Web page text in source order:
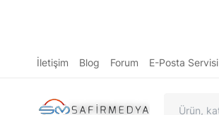
İletişim Blog Forum E-Posta Servisi